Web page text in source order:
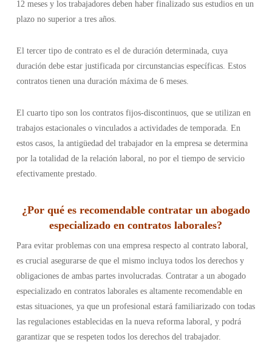
12 meses y los trabajadores deben haber finalizado sus estudios en un
plazo no superior a tres años.
El tercer tipo de contrato es el de duración determinada, cuya
duración debe estar justificada por circunstancias específicas. Estos
contratos tienen una duración máxima de 6 meses.
El cuarto tipo son los contratos fijos-discontinuos, que se utilizan en
trabajos estacionales o vinculados a actividades de temporada. En
estos casos, la antigüedad del trabajador en la empresa se determina
por la totalidad de la relación laboral, no por el tiempo de servicio
efectivamente prestado.
¿Por qué es recomendable contratar un abogado
especializado en contratos laborales?
Para evitar problemas con una empresa respecto al contrato laboral,
es crucial asegurarse de que el mismo incluya todos los derechos y
obligaciones de ambas partes involucradas. Contratar a un abogado
especializado en contratos laborales es altamente recomendable en
estas situaciones, ya que un profesional estará familiarizado con todas
las regulaciones establecidas en la nueva reforma laboral, y podrá
garantizar que se respeten todos los derechos del trabajador.